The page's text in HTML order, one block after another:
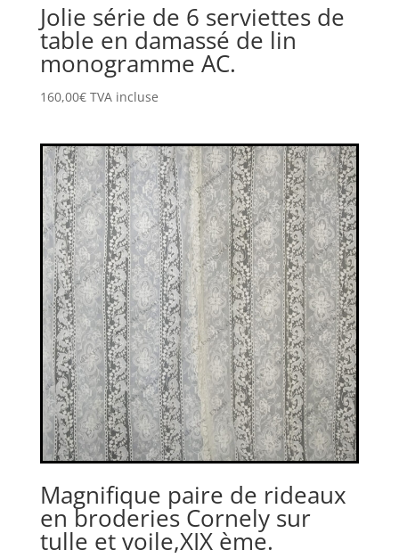
Jolie série de 6 serviettes de
table en damassé de lin
monogramme AC.
160,00€ TVA incluse
Magnifique paire de rideaux
en broderies Cornely sur
tulle et voile,XIX ème.